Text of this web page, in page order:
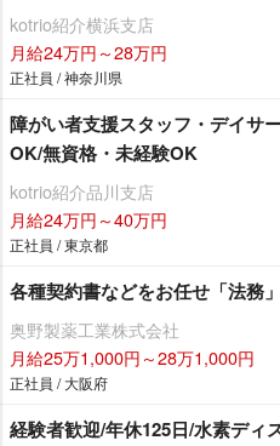
kotrio紹介横浜支店
月給24万円～28万円
正社員 / 神奈川県
障がい者支援スタッフ・デイサ
OK/無資格・未経験OK
kotrio紹介品川支店
月給24万円～40万円
正社員 / 東京都
各種契約書などをお任せ「法務
奥野製薬工業株式会社
月給25万1,000円～28万1,000円
正社員 / 大阪府
経験者歓迎/年休125日/水素ディ